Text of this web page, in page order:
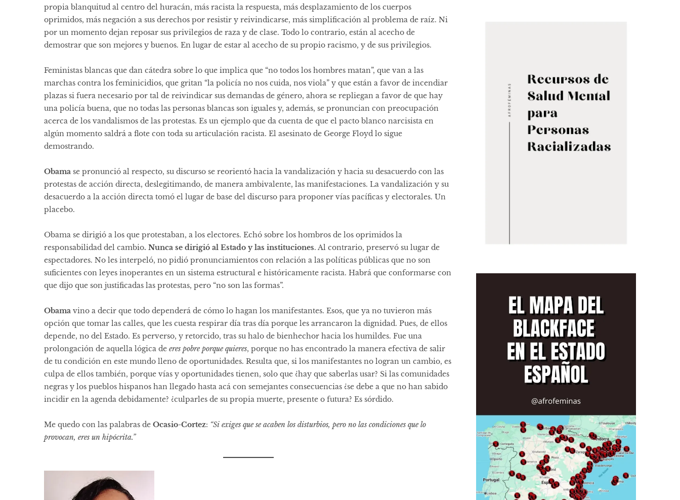
propia blanquitud al centro del huracán, más racista la respuesta, más desplazamiento de los cuerpos
oprimidos, más negación a sus derechos por resistir y reivindicarse, más simplificación al problema de raíz. Ni
por un momento dejan reposar sus privilegios de raza y de clase. Todo lo contrario, están al acecho de
demostrar que son mejores y buenos. En lugar de estar al acecho de su propio racismo, y de sus privilegios.
Feministas blancas que dan cátedra sobre lo que implica que “no todos los hombres matan”, que van a las
marchas contra los feminicidios, que gritan “la policía no nos cuida, nos viola” y que están a favor de incendiar
plazas si fuera necesario por tal de reivindicar sus demandas de género, ahora se repliegan a favor de que hay
una policía buena, que no todas las personas blancas son iguales y, además, se pronuncian con preocupación
acerca de los vandalismos de las protestas. Es un ejemplo que da cuenta de que el pacto blanco narcisista en
algún momento saldrá a flote con toda su articulación racista. El asesinato de George Floyd lo sigue
demostrando.
Obama se pronunció al respecto, su discurso se reorientó hacia la vandalización y hacia su desacuerdo con las
protestas de acción directa, deslegitimando, de manera ambivalente, las manifestaciones. La vandalización y su
desacuerdo a la acción directa tomó el lugar de base del discurso para proponer vías pacíficas y electorales. Un
placebo.
Obama se dirigió a los que protestaban, a los electores. Echó sobre los hombros de los oprimidos la
responsabilidad del cambio. Nunca se dirigió al Estado y las instituciones. Al contrario, preservó su lugar de
espectadores. No les interpeló, no pidió pronunciamientos con relación a las políticas públicas que no son
suficientes con leyes inoperantes en un sistema estructural e históricamente racista. Habrá que conformarse con
que dijo que son justificadas las protestas, pero “no son las formas”.
Obama vino a decir que todo dependerá de cómo lo hagan los manifestantes. Esos, que ya no tuvieron más
opción que tomar las calles, que les cuesta respirar día tras día porque les arrancaron la dignidad. Pues, de ellos
depende, no del Estado. Es perverso, y retorcido, tras su halo de bienhechor hacia los humildes. Fue una
prolongación de aquella lógica de eres pobre porque quieres, porque no has encontrado la manera efectiva de salir
de tu condición en este mundo lleno de oportunidades. Resulta que, si los manifestantes no logran un cambio, es
culpa de ellos también, porque vías y oportunidades tienen, solo que ¿hay que saberlas usar? Si las comunidades
negras y los pueblos hispanos han llegado hasta acá con semejantes consecuencias ¿se debe a que no han sabido
incidir en la agenda debidamente? ¿culparles de su propia muerte, presente o futura? Es sórdido.
Me quedo con las palabras de Ocasio-Cortez: “Si exiges que se acaben los disturbios, pero no las condiciones que lo
provocan, eres un hipócrita.”